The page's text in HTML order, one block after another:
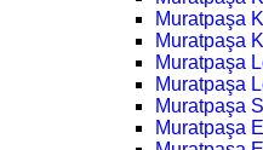
Muratpaşa
Muratpaşa
Muratpaşa
Muratpaşa
Muratpaşa
Muratpaşa